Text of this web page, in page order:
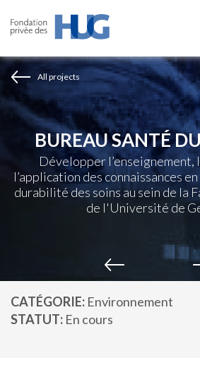
main
All projects
BUREAU SANTÉ
Développer l’enseignement,
l’application des connaissances
durabilité des soins au sein de la
de l'Université de
CATÉGORIE Environnement
STATUT En cours